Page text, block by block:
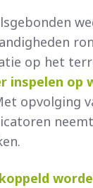
op het
inspelen op
opvolging